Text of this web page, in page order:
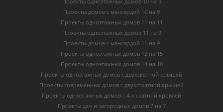
Проекты домов с мансардой 10 на 9
Проекты одноэтажных домов 11 на 11
Проекты одноэтажных домов 11 на 9
Проекты домов с мансардой 11 на 9
Проекты одноэтажных домов 12 на 15
Проекты одноэтажных домов 14 на 10
Проекты одноэтажных домов с двухскатной крышей
Проекты современных домов с двухсткатной крышей
Проекты одноэтажных домов с 4-х скатной кровлей
Проекты дач и загородных домов 7 на 7